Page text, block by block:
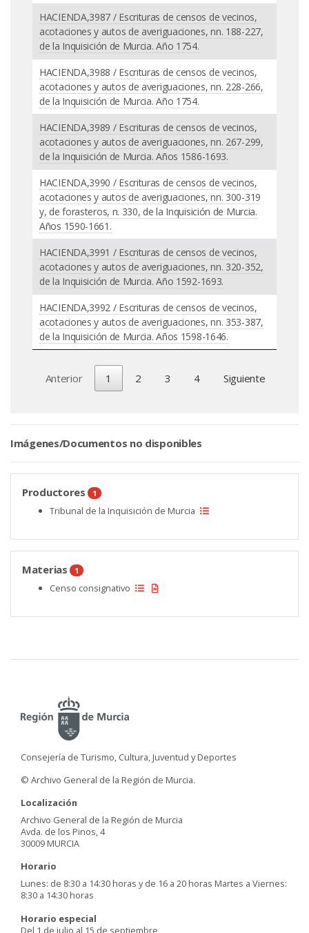
HACIENDA,3987 / Escrituras de censos de vecinos,
acotaciones y autos de averiguaciones, nn. 188-227,
de la Inquisición de Murcia. Año 1754.
HACIENDA,3988 / Escrituras de censos de vecinos,
acotaciones y autos de averiguaciones, nn. 228-266,
de la Inquisición de Murcia. Año 1754.
HACIENDA,3989 / Escrituras de censos de vecinos,
acotaciones y autos de averiguaciones, nn. 267-299,
de la Inquisición de Murcia. Años 1586-1693.
HACIENDA,3990 / Escrituras de censos de vecinos,
acotaciones y autos de averiguaciones, nn. 300-319
y, de forasteros, n. 330, de la Inquisición de Murcia.
Años 1590-1661.
HACIENDA,3991 / Escrituras de censos de vecinos,
acotaciones y autos de averiguaciones, nn. 320-352,
de la Inquisición de Murcia. Año 1592-1693.
HACIENDA,3992 / Escrituras de censos de vecinos,
acotaciones y autos de averiguaciones, nn. 353-387,
de la Inquisición de Murcia. Años 1598-1646.
Anterior 1 2 3 4 Siguiente
Imágenes/Documentos no disponibles
Productores 1
Tribunal de la Inquisición de Murcia
Materias 1
Censo consignativo
Consejería de Turismo, Cultura, Juventud y Deportes
© Archivo General de la Región de Murcia.
Localización
Archivo General de la Región de Murcia
Avda. de los Pinos, 4
30009 MURCIA
Horario
Lunes: de 8:30 a 14:30 horas y de 16 a 20 horas Martes a Viernes:
8:30 a 14:30 horas
Horario especial
Del 1 de julio al 15 de septiembre